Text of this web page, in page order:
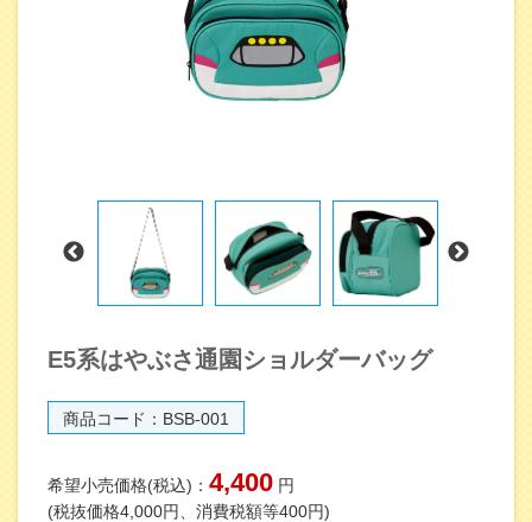
E5系はやぶさ通園ショルダーバッグ
商品コード：BSB-001
希望小売価格(税込)： 4,400 円
(税抜価格4,000円、消費税額等400円)